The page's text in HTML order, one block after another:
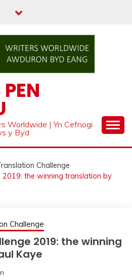
Worldwide | Yn Cefnogi
y Byd
Challenge
2019: the winning translation by
Challenge
2019: the winning
Kaye